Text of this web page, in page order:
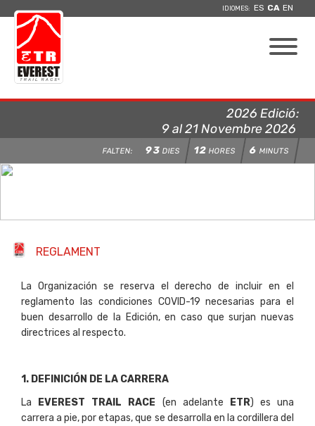
IDIOMES: ES CA EN
2026 Edició:
9 al 21 Novembre 2026
FALTEN: 93 DIES 12 HORES 6 MINUTS
REGLAMENT
La Organización se reserva el derecho de incluir en el
reglamento las condiciones COVID-19 necesarias para el
buen desarrollo de la Edición, en caso que surjan nuevas
directrices al respecto.
1 . DEFINICIÓN DE LA CARRERA
La
EVEREST TRAIL RACE (en adelante ETR) es una
carrera a pie, por etapas, que se desarrolla en la cordillera del